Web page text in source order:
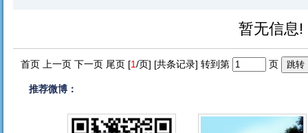
暂无信息!
首页 上一页 下一页 尾页 [1/页] [共条记录] 转到第 页
推荐微博：